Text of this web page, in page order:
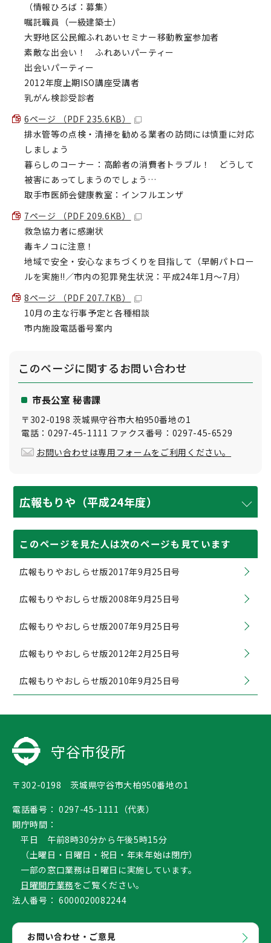
（情報ひろば：募集）
嘱託職員（一級建築士）
大野地区公民館ふれあいセミナー移動教室参加者
素敵な出会い！ ふれあいパーティー
出会いパーティー
2012年度上期ISO講座受講者
乳がん検診受診者
6ページ （PDF 235.6KB）
排水管等の点検・清掃を勧める業者の訪問には慎重に対応
しましょう
暮らしのコーナー：高齢者の消費者トラブル！ どうして
被害にあってしまうのでしょう…
取手市医師会健康教室：インフルエンザ
7ページ （PDF 209.6KB）
救急協力者に感謝状
毒キノコに注意！
地域で安全・安心なまちづくりを目指して（早朝パトロー
ルを実施!!／市内の犯罪発生状況：平成24年1月～7月）
8ページ （PDF 207.7KB）
10月の主な行事予定と各種相談
市内施設電話番号案内
このページに関するお問い合わせ
市長公室 秘書課
〒302-0198 茨城県守谷市大柏950番地の1
電話：0297-45-1111 ファクス番号：0297-45-6529
お問い合わせは専用フォームをご利用ください。
広報もりや（平成24年度）
このページを見た人は次のページも見ています
広報もりやおしらせ版2017年9月25日号
広報もりやおしらせ版2008年9月25日号
広報もりやおしらせ版2007年9月25日号
広報もりやおしらせ版2012年2月25日号
広報もりやおしらせ版2010年9月25日号
守谷市役所
〒302-0198 茨城県守谷市大柏950番地の1
電話番号： 0297-45-1111（代表）
開庁時間：
平日 午前8時30分から午後5時15分
（土曜日・日曜日・祝日・年末年始は閉庁）
一部の窓口業務は日曜日に実施しています。
日曜開庁業務をご覧ください。
法人番号： 6000020082244
お問い合わせ・ご意見